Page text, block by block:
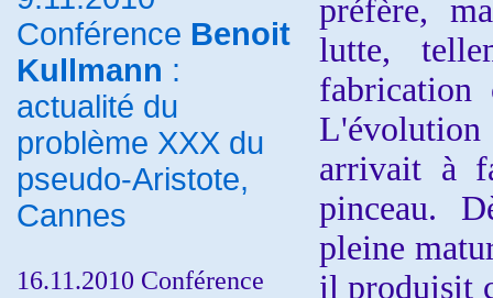
Conférence Benoit
Kullmann :
actualité du
problème XXX du
pseudo-Aristote,
Cannes
16.11.2010 Conférence
préfère,
lutte,
fabrication
arrivait à
pinceau.
pleine
il produisit